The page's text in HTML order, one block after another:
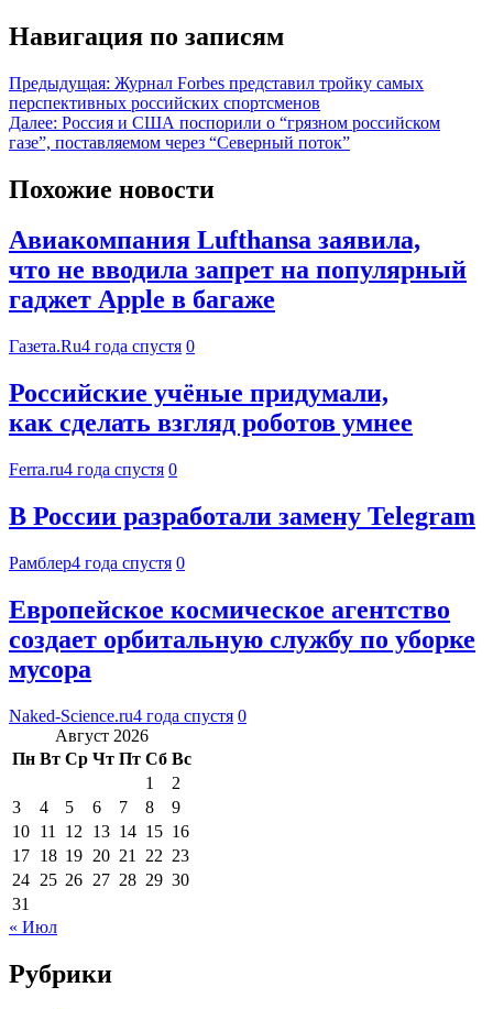
Навигация по записям
Предыдущая: Журнал Forbes представил тройку самых
перспективных российских спортсменов
Далее: Россия и США поспорили о “грязном российском
газе”, поставляемом через “Северный поток”
Похожие новости
Авиакомпания Lufthansa заявила,
что не вводила запрет на популярный
гаджет Apple в багаже
Газета.Ru4 года спустя 0
Российские учёные придумали,
как сделать взгляд роботов умнее
Ferra.ru4 года спустя 0
В России разработали замену Telegram
Рамблер4 года спустя 0
Европейское космическое агентство
создает орбитальную службу по уборке
мусора
Naked-Science.ru4 года спустя 0
Август 2026
Пн Вт Ср Чт Пт Сб Вс
1
2
3
4 5 6 7 8
9
10 11 12 13 14 15 16
17 18 19 20 21 22 23
24 25 26 27 28 29 30
31
« Июл
Рубрики